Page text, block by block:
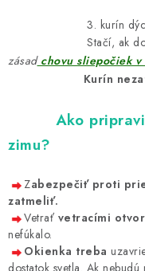
3. kurín
Stačí, ak dobre
zásadchovu sliepočiek v
Kurín
Ako
zimu?
Zabezpečiť proti
zatmeliť.
Vetrať vetracími
nefúkalo.
Okienka treba
dostatok svetla. Ak